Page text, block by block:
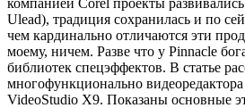
Ulead), традиция сохранилась и по
чем кардинально отличаются эти
моему, ничем. Разве что у Pinnacle
библиотек спецэффектов. В статье
многофункционально
VideoStudio X9. Показаны основные